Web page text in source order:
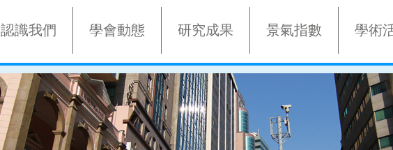
認識我們 學會動態 研究成果 景氣指數 學術